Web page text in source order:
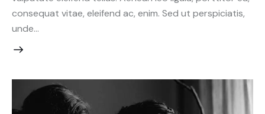
consequat vitae, eleifend ac, enim. Sed ut perspiciatis,
unde…